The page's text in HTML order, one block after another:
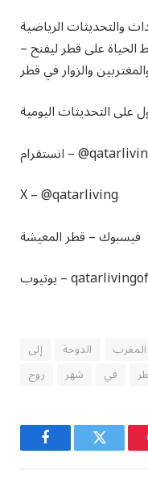
والتحديثات الرياضية
على قطر ليفنج –
انستقرام –
X –@qatarliving
فيسبوك –قطر المعيشة
يوتيوب –
إلى الدوحة المغرب
روح
شهر في
FacebookTwitter